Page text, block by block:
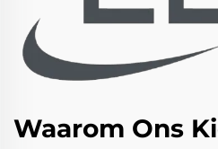
Waarom Ons